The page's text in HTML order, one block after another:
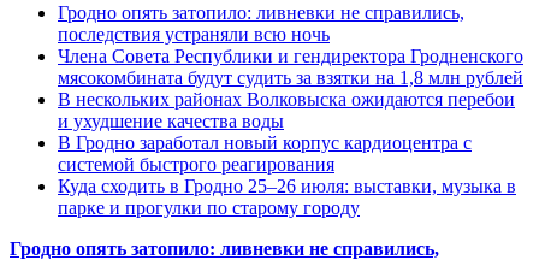
Гродно опять затопило: ливневки не справились,
последствия устраняли всю ночь
Члена Совета Республики и гендиректора Гродненского
мясокомбината будут судить за взятки на 1,8 млн рублей
В нескольких районах Волковыска ожидаются перебои
и ухудшение качества воды
В Гродно заработал новый корпус кардиоцентра с
системой быстрого реагирования
Куда сходить в Гродно 25–26 июля: выставки, музыка в
парке и прогулки по старому городу
Гродно опять затопило: ливневки не справились,